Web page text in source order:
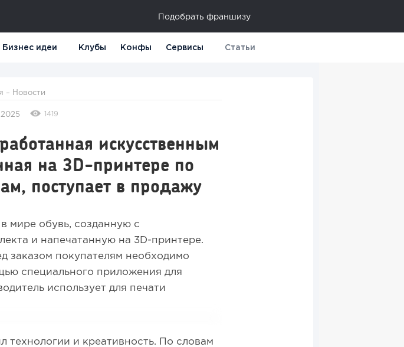
Подобрать франшизу
Бизнес идеи Клубы Конфы Сервисы Статьи
– Новости
1419
искусственным
на 3D-принтере по
поступает в продажу
мире обувь, созданную с
и напечатанную на 3D-принтере.
заказом покупателям необходимо
специального приложения для
использует для печати
технологии и креативность. По словам